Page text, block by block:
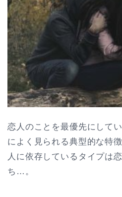
恋人のことを最優先にして
によく見られる典型的な特
人に依存しているタイプは
ち…。